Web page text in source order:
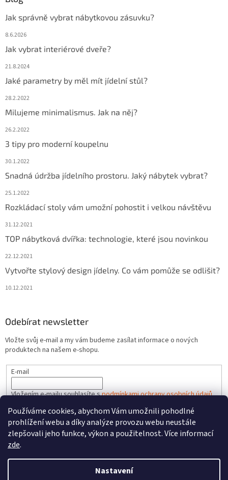
Používáme cookies, abychom Vám umožnili pohodlné
prohlížení webu a díky analýze provozu webu neustále
zlepšovali jeho funkce, výkon a použitelnost. Více informací
zde.
Nastavení
Jak správně vybrat nábytkovou zásuvku?
8.6.2026
Jak vybrat interiérové dveře?
21.8.2024
Jaké parametry by měl mít jídelní stůl?
28.2.2022
Milujeme minimalismus. Jak na něj?
26.2.2022
3 tipy pro moderní koupelnu
30.1.2022
Snadná údržba jídelního prostoru. Jaký nábytek vybrat?
25.1.2022
Rozkládací stoly vám umožní pohostit i velkou návštěvu
31.12.2021
TOP nábytková dvířka: technologie, které jsou novinkou
22.12.2021
Vytvořte stylový design jídelny. Co vám pomůže se odlišit?
10.12.2021
Odebírat newsletter
Vložte svůj e-mail a my vám budeme zasílat informace o nových
produktech na našem e-shopu.
E-mail
Vložením e-mailu souhlasíte spodmínkami ochrany osobních údajů
PŘIHLÁSIT SE